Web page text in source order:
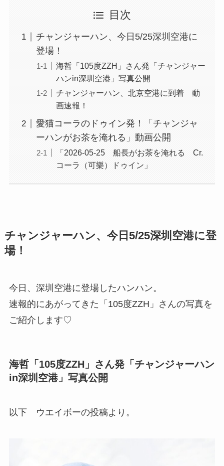
目次
チャンジャーハン、今日5/25深圳空港に
登場！
海哲「105度ZZH」さん発「チャンジャー
ハンin深圳空港」写真公開
チャンジャーハン、北京空港に到着 動
画速報！
愛猫コーラのドゥイン発！「チャンジャ
ーハンがお茶を淹れる」動画公開
「2026-05-25 船長がお茶を淹れる Cr.
コーラ（可樂）ドゥイン」
チャンジャーハン、今日5/25深圳空港に登
場！
今日、深圳空港に登場したハンハン。
速報的にあがってきた「105度ZZH」さんの写真を
ご紹介します♡
海哲「105度ZZH」さん発「チャンジャーハン
in深圳空港」写真公開
以下 ウエイボーの投稿より。